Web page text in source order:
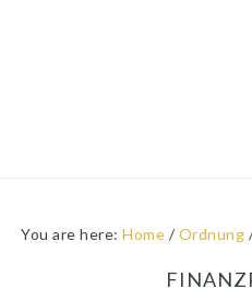
You are here: Home / Ordnung